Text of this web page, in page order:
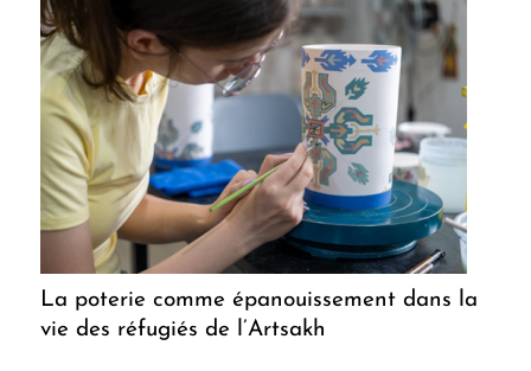
La poterie comme épanouissement dans la
vie des réfugiés de l’Artsakh